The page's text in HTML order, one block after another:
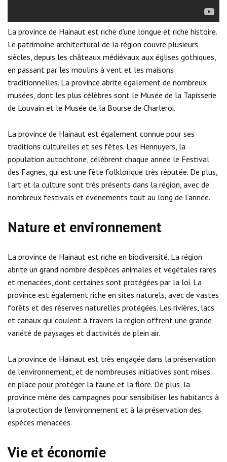
La province de Hainaut est riche d’une longue et riche histoire.
Le patrimoine architectural de la région couvre plusieurs
siècles, depuis les châteaux médiévaux aux églises gothiques,
en passant par les moulins à vent et les maisons
traditionnelles. La province abrite également de nombreux
musées, dont les plus célèbres sont le Musée de la Tapisserie
de Louvain et le Musée de la Bourse de Charleroi.
La province de Hainaut est également connue pour ses
traditions culturelles et ses fêtes. Les Hennuyers, la
population autochtone, célèbrent chaque année le Festival
des Fagnes, qui est une fête folklorique très réputée. De plus,
l’art et la culture sont très présents dans la région, avec de
nombreux festivals et événements tout au long de l’année.
Nature et environnement
La province de Hainaut est riche en biodiversité. La région
abrite un grand nombre d’espèces animales et végétales rares
et menacées, dont certaines sont protégées par la loi. La
province est également riche en sites naturels, avec de vastes
forêts et des réserves naturelles protégées. Les rivières, lacs
et canaux qui coulent à travers la région offrent une grande
variété de paysages et d’activités de plein air.
La province de Hainaut est très engagée dans la préservation
de l’environnement, et de nombreuses initiatives sont mises
en place pour protéger la faune et la flore. De plus, la
province mène des campagnes pour sensibiliser les habitants à
la protection de l’environnement et à la préservation des
espèces menacées.
Vie et économie